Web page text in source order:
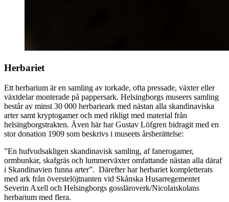
Herbariet
Ett herbarium är en samling av torkade, ofta pressade, växter eller
växtdelar monterade på pappersark. Helsingborgs museers samling
består av minst 30 000 herbarieark med nästan alla skandinaviska
arter samt kryptogamer och med rikligt med material från
helsingborgstrakten. Även här har Gustav Löfgren bidragit med en
stor donation 1909 som beskrivs i museets årsberättelse:
”En hufvudsakligen skandinavisk samling, af fanerogamer,
ormbunkar, skafgräs och lummerväxter omfattande nästan alla däraf
i Skandinavien funna arter”. Därefter har herbariet kompletterats
med ark från överstelöjtnanten vid Skånska Husarregementet
Severin Axell och Helsingborgs gossläroverk/Nicolaiskolans
herbarium med flera.